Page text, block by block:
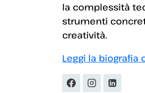
la complessità
strumenti
creatività.
Leggi la biografia